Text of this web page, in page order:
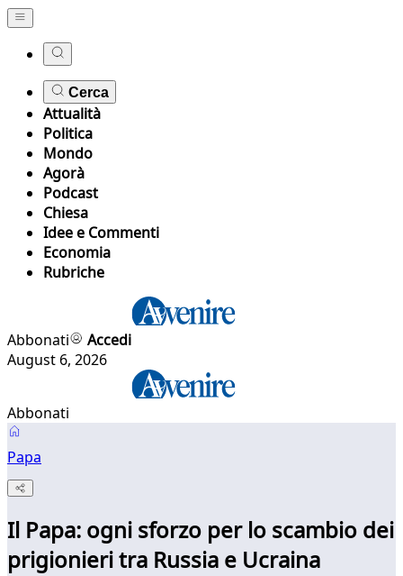
Cerca
Attualità
Politica
Mondo
Agorà
Podcast
Chiesa
Idee e Commenti
Economia
Rubriche
Abbonati
Accedi
August 6, 2026
Abbonati
Papa
Il Papa: ogni sforzo per lo scambio dei
prigionieri tra Russia e Ucraina